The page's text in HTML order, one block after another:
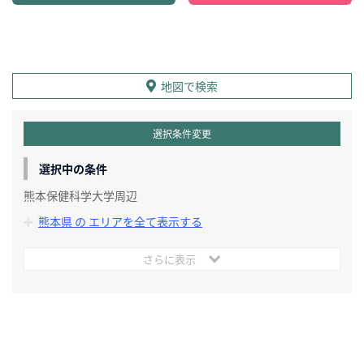
地図で検索
選択条件変更
選択中の条件
熊本保健科学大学周辺
熊本県 の エリアを全て表示する
さらに表示